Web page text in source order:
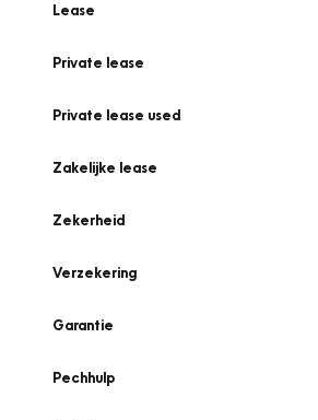
Lease
Private lease
Private lease used
Zakelijke lease
Zekerheid
Verzekering
Garantie
Pechhulp